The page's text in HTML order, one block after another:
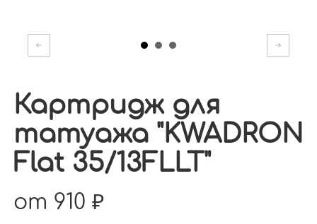
Картридж для
татуажа "KWADRON
Flat 35/13FLLT"
от 910